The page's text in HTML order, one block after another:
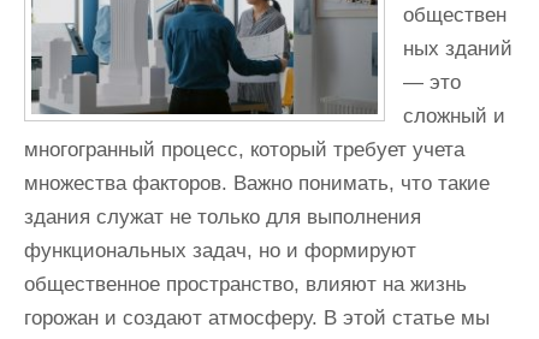
обществен
ных зданий
— это
сложный и
многогранный процесс, который требует учета
множества факторов. Важно понимать, что такие
здания служат не только для выполнения
функциональных задач, но и формируют
общественное пространство, влияют на жизнь
горожан и создают атмосферу. В этой статье мы